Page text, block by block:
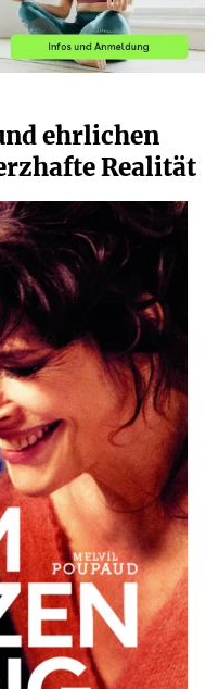
ehrlichen
Realität